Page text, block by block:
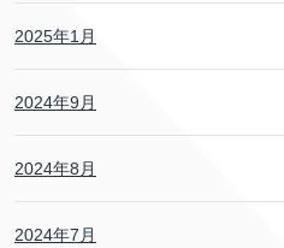
2025年1月
2024年9月
2024年8月
2024年7月